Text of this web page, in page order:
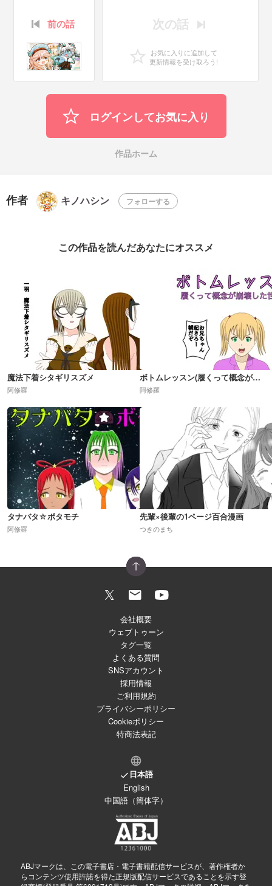
前の話 次の話
お気に入りに追加して
更新情報を受け取ろう!
ログインしてお気に入り
作品ホーム
作者 キノハシン フォローする
この作品を読んだあなたにオススメ
魔法下着シタギリスズメ
阿修羅
ボトムレッスン(履くって概念が崩壊した世界)R18
阿修羅
タナバタ☆ボタモチ
阿修羅
先輩×後輩の1ページ百合漫画
つきのまち
会社概要
ウェブトゥーン
タグ一覧
よくある質問
SNSアカウント
採用情報
ご利用規約
プライバシーポリシー
Cookieポリシー
特商法表記
日本語
English
中国語（簡体字）
ABJマークは、この電子書店・電子書籍配信サービスが、著作権者か
らコンテンツ使用許諾を得た正規版配信サービスであることを示す登